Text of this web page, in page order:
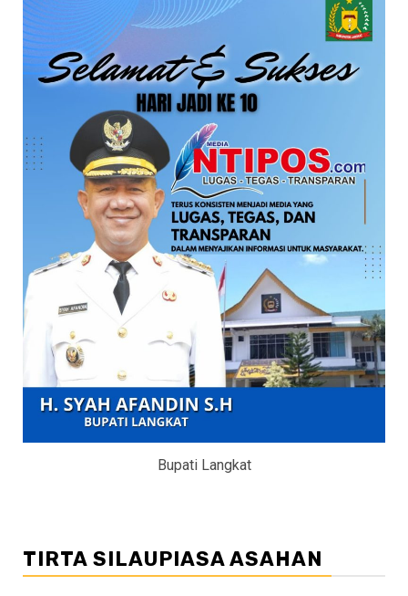
Bupati Langkat
TIRTA SILAUPIASA ASAHAN